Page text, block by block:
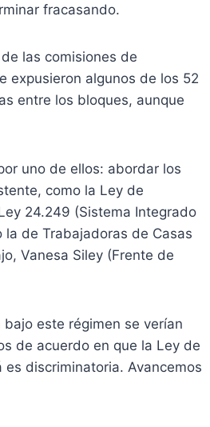
fracasando.
las comisiones de
expusieron algunos de los 52
entre los bloques, aunque
uno de ellos: abordar los
como la Ley de
24.249 (Sistema Integrado
de Trabajadoras de Casas
Vanesa Siley (Frente de
este régimen se verían
de acuerdo en que la Ley de
discriminatoria. Avancemos